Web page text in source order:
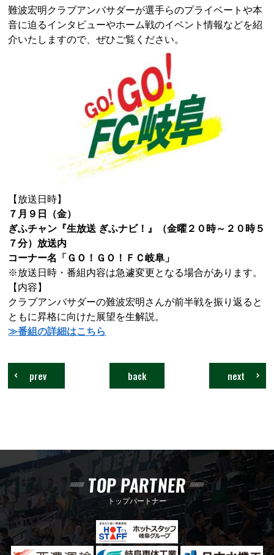
難波宏明クラブアンバサダーが選手らのプライベートや本
音に迫るインタビューやホーム戦のイベント情報などを紹
介いたしますので、ぜひご覧ください。
【放送日時】
７月９日（金）
ぎふチャン『生放送 ぎふナビ！』（金曜２０時～２０時５
７分）放送内
コーナー名「ＧＯ！ＧＯ！ＦＣ岐阜」
※放送日時・番組内容は急遽変更となる場合があります。
【内容】
クラブアンバサダーの難波宏明さんが前半戦を振り返ると
ともに昇格に向けた展望を生解説。
≫番組の詳細はこちら
next
back
prev
TOP PARTNER
トップパートナー